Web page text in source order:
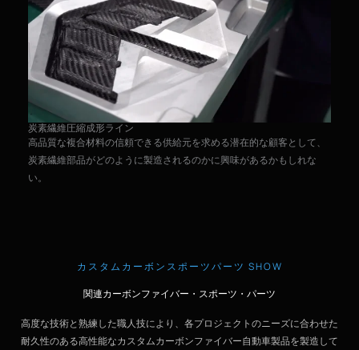
炭素繊維圧縮成形ライン
高品質な複合材料の信頼できる供給元を求める潜在的な顧客として、
炭素繊維部品がどのように製造されるのかに興味があるかもしれな
い。
カスタムカーボンスポーツパーツ SHOW
関連カーボンファイバー・スポーツ・パーツ
高度な技術と熟練した職人技により、各プロジェクトのニーズに合わせた
耐久性のある高性能なカスタムカーボンファイバー自動車製品を製造して